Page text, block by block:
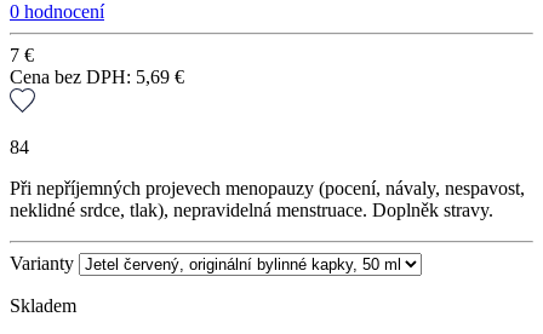
0 hodnocení
7 €
Cena bez DPH: 5,69 €
84
Při nepříjemných projevech menopauzy (pocení, návaly, nespavost,
neklidné srdce, tlak), nepravidelná menstruace. Doplněk stravy.
Varianty
Skladem